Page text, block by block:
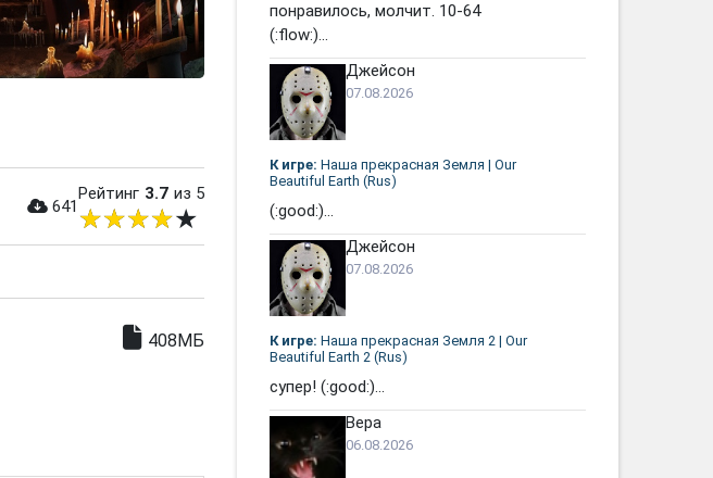
641
Рейтинг 3.7 из 5
408МБ
понравилось, молчит. 10-64
(:flow:)...
Джейсон
07.08.2026
К игре: Наша прекрасная Земля | Our
Beautiful Earth (Rus)
(:good:)...
Джейсон
07.08.2026
К игре: Наша прекрасная Земля 2 | Our
Beautiful Earth 2 (Rus)
супер! (:good:)...
Вера
06.08.2026